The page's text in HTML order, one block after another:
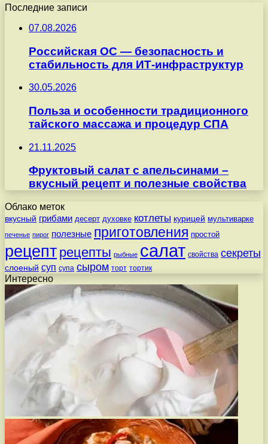
Последние записи
07.08.2026
Российская ОС — безопасность и
стабильность для ИТ-инфраструктур
30.05.2026
Польза и особенности традиционного
тайского массажа и процедур СПА
21.11.2025
Фруктовый салат с апельсинами –
вкусный рецепт и полезные свойства
Облако меток
вкусный грибами десерт духовке котлеты курицей мультиварке
печенье пирог полезные приготовления простой
рецепт рецепты рыбные салат свойства секреты
слоеный суп супа сыром торт тортик
Интересно